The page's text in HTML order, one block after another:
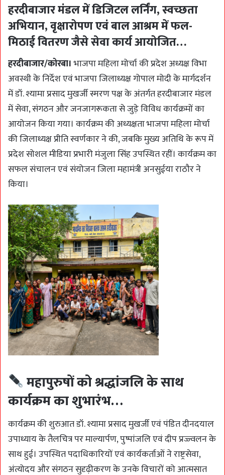
हरदीबाजार मंडल में डिजिटल लर्निंग, स्वच्छता
अभियान, वृक्षारोपण एवं बाल आश्रम में फल-
मिठाई वितरण जैसे सेवा कार्य आयोजित…
हरदीबाजार/कोरबा।भाजपा महिला मोर्चा की प्रदेश अध्यक्ष विभा
अवस्थी के निर्देश एवं भाजपा जिलाध्यक्ष गोपाल मोदी के मार्गदर्शन
में डॉ. श्यामा प्रसाद मुखर्जी स्मरण पक्ष के अंतर्गत हरदीबाजार मंडल
में सेवा, संगठन और जनजागरूकता से जुड़े विविध कार्यक्रमों का
आयोजन किया गया। कार्यक्रम की अध्यक्षता भाजपा महिला मोर्चा
की जिलाध्यक्ष प्रीति स्वर्णकार ने की, जबकि मुख्य अतिथि के रूप में
प्रदेश सोशल मीडिया प्रभारी मंजुला सिंह उपस्थित रहीं। कार्यक्रम का
सफल संचालन एवं संयोजन जिला महामंत्री अनसुईया राठौर ने
किया।
महापुरुषों को श्रद्धांजलि के साथ
कार्यक्रम का शुभारंभ…
कार्यक्रम की शुरुआत डॉ. श्यामा प्रसाद मुखर्जी एवं पंडित दीनदयाल
उपाध्याय के तैलचित्र पर माल्यार्पण, पुष्पांजलि एवं दीप प्रज्ज्वलन के
साथ हुई। उपस्थित पदाधिकारियों एवं कार्यकर्ताओं ने राष्ट्रसेवा,
अंत्योदय और संगठन सुदृढ़ीकरण के उनके विचारों को आत्मसात